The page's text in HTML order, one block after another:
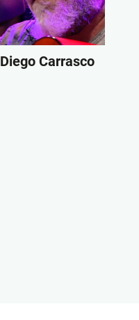
Diego Carrasco